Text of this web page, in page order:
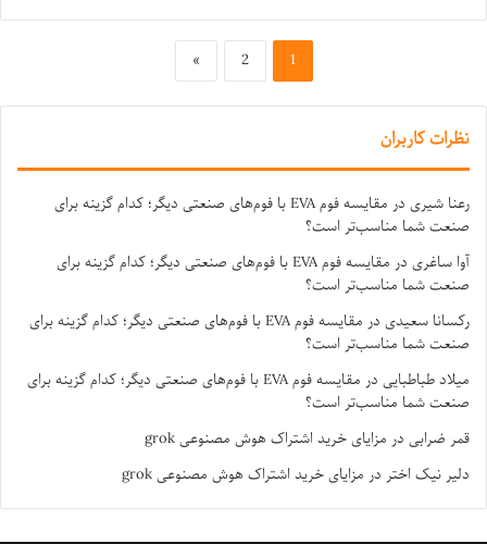
1
2
»
نظرات کاربران
رعنا شیری در
مقایسه فوم EVA با فوم‌های صنعتی دیگر؛ کدام گزینه برای
صنعت شما مناسب‌تر است؟
آوا ساغری در
مقایسه فوم EVA با فوم‌های صنعتی دیگر؛ کدام گزینه برای
صنعت شما مناسب‌تر است؟
رکسانا سعیدی در
مقایسه فوم EVA با فوم‌های صنعتی دیگر؛ کدام گزینه برای
صنعت شما مناسب‌تر است؟
میلاد طباطبایی در
مقایسه فوم EVA با فوم‌های صنعتی دیگر؛ کدام گزینه برای
صنعت شما مناسب‌تر است؟
قمر ضرابی در مزایای خرید اشتراک هوش مصنوعی grok
دلیر نیک اختر در مزایای خرید اشتراک هوش مصنوعی grok